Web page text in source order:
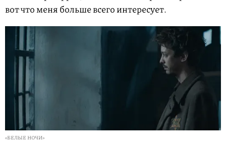
вот что меня больше всего интересует.
«БЕЛЫЕ НОЧИ»